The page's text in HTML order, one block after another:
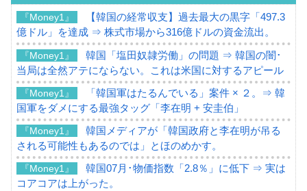
『Money1』
【韓国の経常収支】過去最大の黒字「497.3
億ドル」を達成 ⇒ 株式市場から316億ドルの資金流出。
『Money1』
韓国「塩田奴隷労働」の問題 ⇒ 韓国の闇･
当局は全然アテにならない。これは米国に対するアピール
『Money1』
「韓国軍はたるんでいる」案件 × ２。⇒ 韓
国軍をダメにする最強タッグ「李在明 + 安圭伯」
『Money1』
韓国メディアが「韓国政府と李在明が吊る
される可能性もあるのでは」とほのめかす。
『Money1』
韓国07月･物価指数「2.8％」に低下 ⇒ 実は
コアコアは上がった。